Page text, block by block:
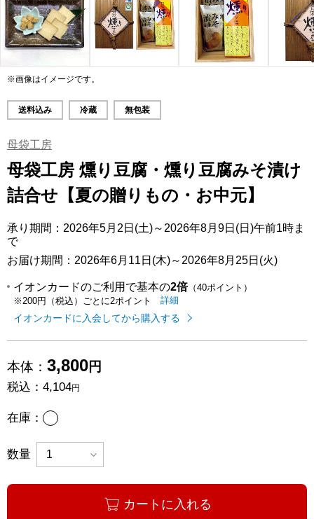
※画像はイメージです。
送料込み 冷蔵 無包装
母袋工房
母袋工房 燻り豆腐・燻り豆腐みそ漬け
詰合せ【夏の贈りもの・お中元】
承り期間：2026年5月2日(土)～2026年8月9日(日)午前1時ま
で
お届け期間：2026年6月11日(木)～2026年8月25日(火)
イオンカードのご利用で基本の2倍（40ポイント）
※200円（税込）ごとに2ポイント
イオンカードのご利用でたまるポイ
詳細
イオンカードに入会してから購入する
本体： 3,800円
税込： 4,104円
在庫： あり
数量
カートに入れる